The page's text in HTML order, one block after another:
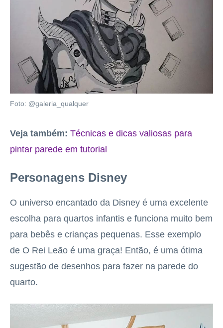
Foto: @galeria_qualquer
Veja também: Técnicas e dicas valiosas para
pintar parede em tutorial
Personagens Disney
O universo encantado da Disney é uma excelente
escolha para quartos infantis e funciona muito bem
para bebês e crianças pequenas. Esse exemplo
de O Rei Leão é uma graça! Então, é uma ótima
sugestão de desenhos para fazer na parede do
quarto.